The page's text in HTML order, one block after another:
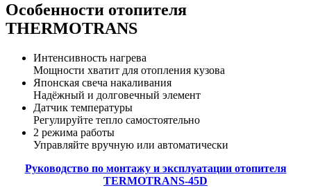
Особенности отопителя
THERMOTRANS
Интенсивность нагрева
Мощности хватит для отопления кузова
Японская свеча накаливания
Надёжный и долговечный элемент
Датчик температуры
Регулируйте тепло самостоятельно
2 режима работы
Управляйте вручную или автоматически
Руководство по монтажу и эксплуатации отопителя
TERMOTRANS-45D